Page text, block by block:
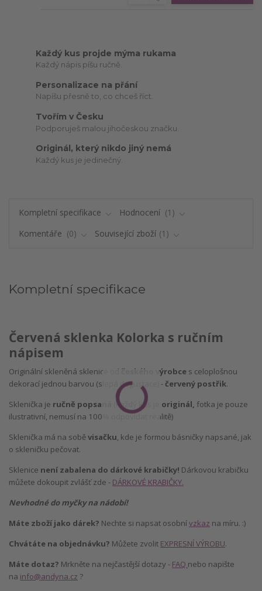
Každý kus projde mýma rukama
Každý nápis píšu ručně.
Personalizace na přání
Napíšu přesně to, co chceš říct.
Tvořím v Česku
Podporuješ malou jihočeskou značku.
Originál, který nikdo jiný nemá
Každý kus je jedinečný.
Kompletní specifikace Hodnocení
1
Komentáře
0 Související zboží 1
Kompletní specifikace
Červená sklenka Kolorka s ručním
nápisem
Originální skleněná sklenice od českého výrobce s celoplošnou
dekorací jednou barvou (slepá degustace) - červený postřik.
Sklenička je ručně popsaná (každý kus je originál, fotka je pouze
ilustrativní, nemusí na 100% odpovídat realitě)
Sklenička má na soběvisačku , kde je formou básničky napsané, jak
o skleničku pečovat.
Sklenice není zabalena do dárkové krabičky! Dárkovou krabičku
můžete dokoupit zvlášť zde - DÁRKOVÉ KRABIČKY.
Nevhodné do myčky na nádobí!
Máte zboží jako dárek? Nechte si napsat osobnívzkaz na míru. :)
Chvátáte na objednávku? Můžete zvolit EXPRESNÍ VÝROBU.
Máte dotaz? Mrkněte na nejčastější dotazy - FAQ nebo napište
na info@andyna.cz ?